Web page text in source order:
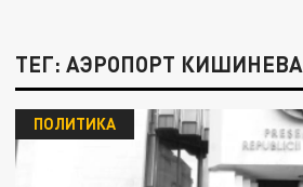
ТЕГ: АЭРОПОРТ КИШИНЕВА
ПОЛИТИКА